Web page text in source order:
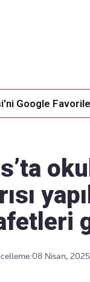
Google
08 Nisan,